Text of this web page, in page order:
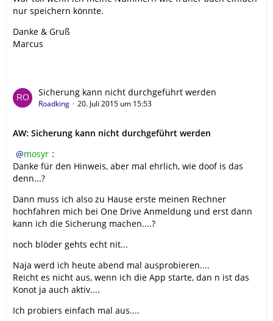
nur speichern könnte.
Danke & Gruß
Marcus
Sicherung kann nicht durchgeführt werden
Roadking 20. Juli 2015 um 15:53
AW: Sicherung kann nicht durchgeführt werden
mosyr :
Danke für den Hinweis, aber mal ehrlich, wie doof is das
denn...?
Dann muss ich also zu Hause erste meinen Rechner
hochfahren mich bei One Drive Anmeldung und erst dann
kann ich die Sicherung machen....?
noch blöder gehts echt nit...
Naja werd ich heute abend mal ausprobieren....
Reicht es nicht aus, wenn ich die App starte, dan n ist das
Konot ja auch aktiv....
Ich probiers einfach mal aus....